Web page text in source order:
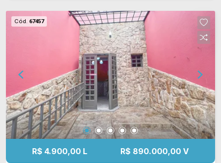
Cód. 67457
R$ 4.900,00 L R$ 890.000,00 V